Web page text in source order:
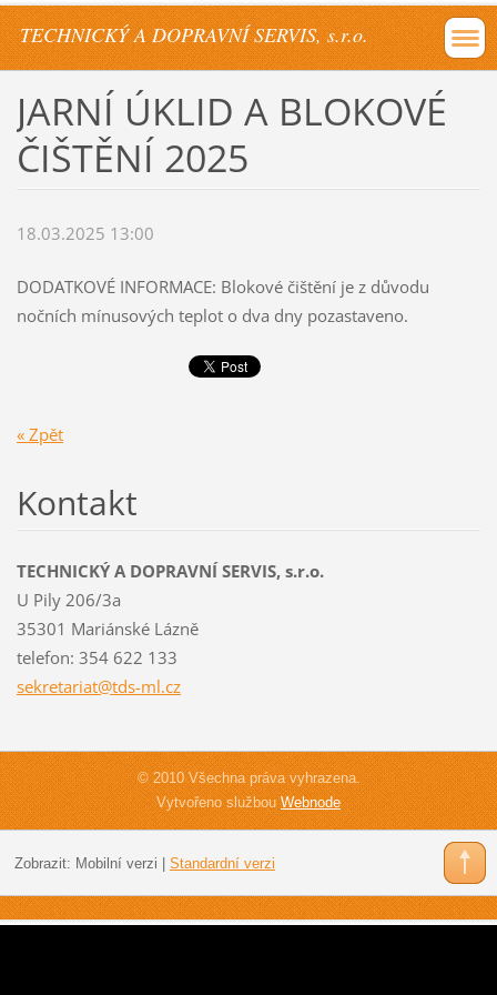
TECHNICKÝ A DOPRAVNÍ SERVIS, s.r.o.
JARNÍ ÚKLID A BLOKOVÉ
ČIŠTĚNÍ 2025
18.03.2025 13:00
DODATKOVÉ INFORMACE: Blokové čištění je z důvodu
nočních mínusových teplot o dva dny pozastaveno.
« Zpět
Kontakt
TECHNICKÝ A DOPRAVNÍ SERVIS, s.r.o.
U Pily 206/3a
35301 Mariánské Lázně
telefon: 354 622 133
sekretariat@tds-ml.cz
© 2010 Všechna práva vyhrazena.
Vytvořeno službouWebnode
Zobrazit: Mobilní verzi Standardní verzi